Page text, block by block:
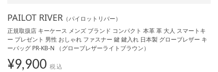
PAILOT RIVER （パイロットリバー）
正規取扱店 キーケース メンズ ブランド コンパクト 本革 革 大人 スマートキ
ー プレゼント 男性 おしゃれ ファスナー 鍵 鍵入れ 日本製 グローブレザー キ
ーバッグ PR-KB-N （グローブレザーライトブラウン）
¥9,900 税込